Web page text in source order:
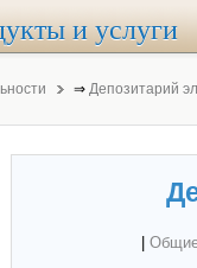
и услуги
⇒ Депозитарий